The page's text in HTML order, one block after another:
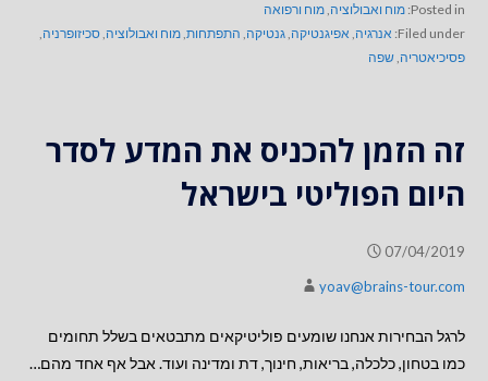
Posted in: מוח ואבולוציה,מוח ורפואה
Filed under: אנרגיה, אפיגנטיקה,גנטיקה, התפתחות,מוח ואבולוציה,סכיזופרניה,
פסיכיאטריה,שפה
זה הזמן להכניס את המדע לסדר
היום הפוליטי בישראל
07/04/2019
yoav@brains-tour.com
לרגל הבחירות אנחנו שומעים פוליטיקאים מתבטאים בשלל תחומים
כמו בטחון, כלכלה, בריאות, חינוך, דת ומדינה ועוד. אבל אף אחד מהם…